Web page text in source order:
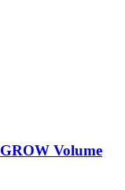
GROW Volume